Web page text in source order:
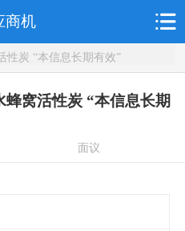
商机
性炭 “本信息长期有效”
蜂窝活性炭 “本信息长期
面议